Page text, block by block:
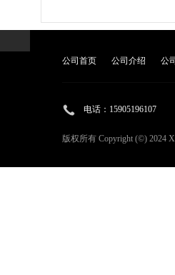
公司首页 公司介绍 公
电话： 15905196107
版权所有 Copyright (©) 2024